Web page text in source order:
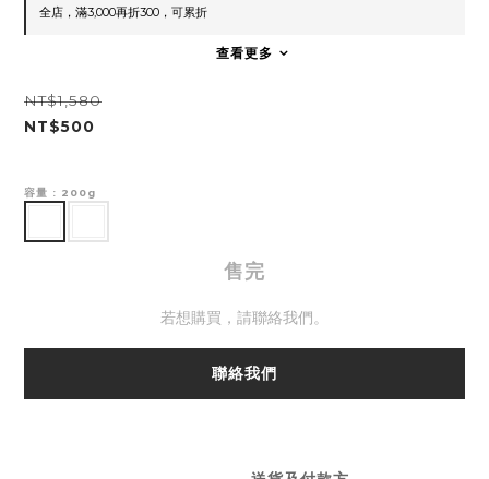
全店，滿3,000再折300，可累折
查看更多
NT$1,580
NT$500
容量 : 200g
售完
若想購買，請聯絡我們。
聯絡我們